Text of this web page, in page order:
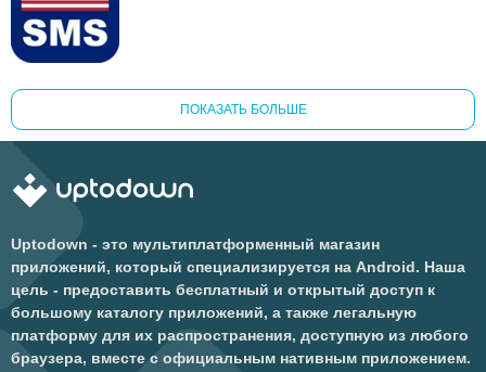
ПОКАЗАТЬ БОЛЬШЕ
Uptodown - это мультиплатформенный магазин
приложений, который специализируется на Android. Наша
цель - предоставить бесплатный и открытый доступ к
большому каталогу приложений, а также легальную
платформу для их распространения, доступную из любого
браузера, вместе с официальным нативным приложением.